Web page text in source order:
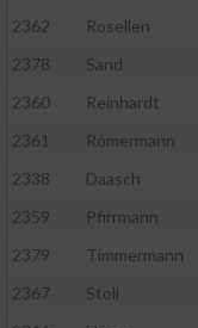
2362
Rosellen
2378
Sand
2360
Reinhardt
2361
Römermann
2338
Daasch
2359
Pfirrmann
2379
Timmermann
2367
Stoll